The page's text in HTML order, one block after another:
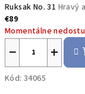
Ruksak No. 31 Hravý
€89
Momentálne
+
−
Kód: 34065